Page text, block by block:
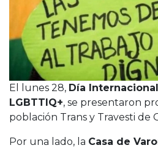
El lunes 28, Día
LGBTTIQ+, se presentaron
población Trans y Travesti de
Por una lado, la Casa de